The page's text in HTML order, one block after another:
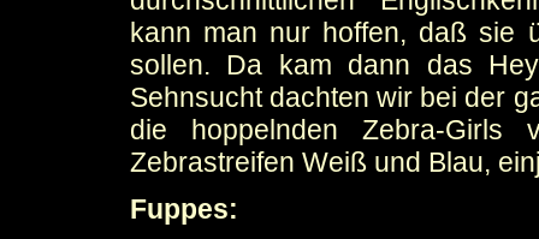
kann man nur hoffen, daß sie
sollen. Da kam dann das
Sehnsucht dachten wir bei der
die hoppelnden Zebra-Girls
Zebrastreifen Weiß und Blau,
Fuppes: